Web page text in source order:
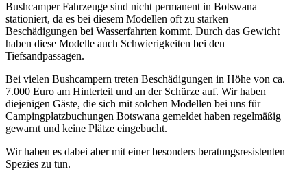
Bushcamper Fahrzeuge sind nicht permanent in Botswana
stationiert, da es bei diesem Modellen oft zu starken
Beschädigungen bei Wasserfahrten kommt. Durch das Gewicht
haben diese Modelle auch Schwierigkeiten bei den
Tiefsandpassagen.
Bei vielen Bushcampern treten Beschädigungen in Höhe von ca.
7.000 Euro am Hinterteil und an der Schürze auf. Wir haben
diejenigen Gäste, die sich mit solchen Modellen bei uns für
Campingplatzbuchungen Botswana gemeldet haben regelmäßig
gewarnt und keine Plätze eingebucht.
Wir haben es dabei aber mit einer besonders beratungsresistenten
Spezies zu tun.